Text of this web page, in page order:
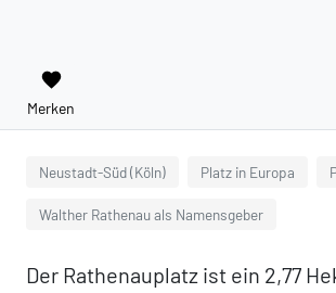
favorite
Merken
Neustadt-Süd (Köln) Platz in Europa
Walther Rathenau als Namensgeber
Der Rathenauplatz ist ein 2,77